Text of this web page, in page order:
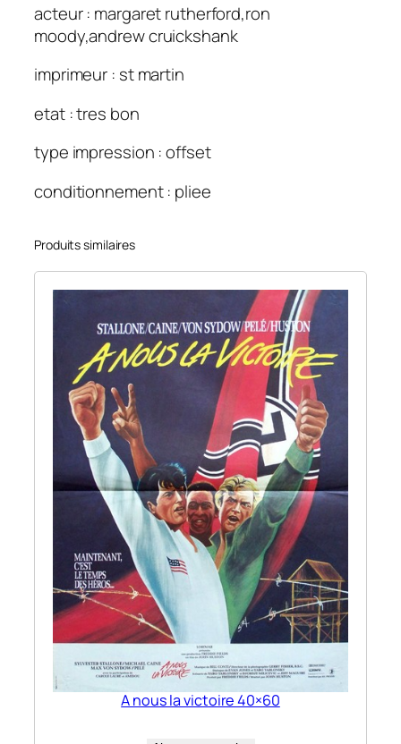
acteur : margaret rutherford,ron
moody,andrew cruickshank
imprimeur : st martin
etat : tres bon
type impression : offset
conditionnement : pliee
Produits similaires
A nous la victoire 40×60